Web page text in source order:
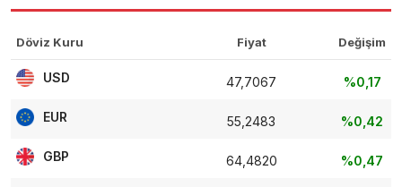
Döviz Kuru Fiyat Değişim
USD 47,7067 %0,17
EUR 55,2483 %0,42
GBP 64,4820 %0,47